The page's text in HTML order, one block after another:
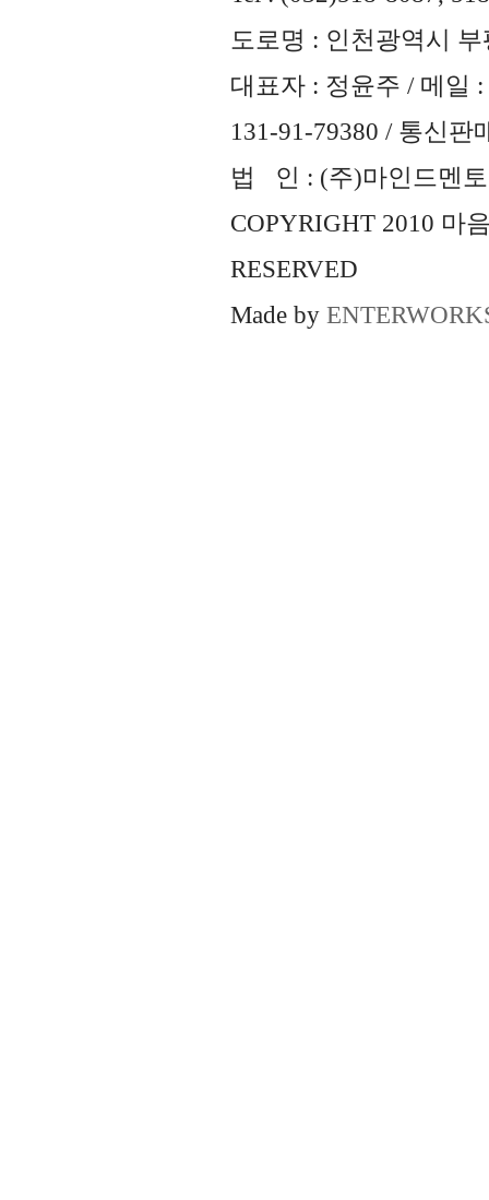
도로명 : 인천광역시
대표자 : 정윤주 / 메일 :
131-91-79380 / 통신판
법 인 : (주)마인드멘토
COPYRIGHT 2010 마
RESERVED
Made by